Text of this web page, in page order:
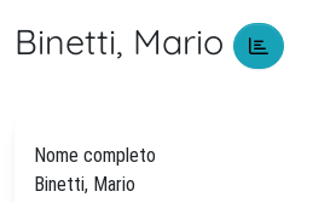
Binetti, Mario
Nome completo
Binetti, Mario